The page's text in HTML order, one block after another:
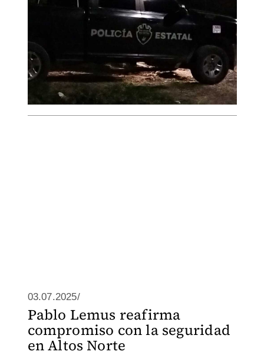
03.07.2025/
Pablo Lemus reafirma
compromiso con la seguridad
en Altos Norte